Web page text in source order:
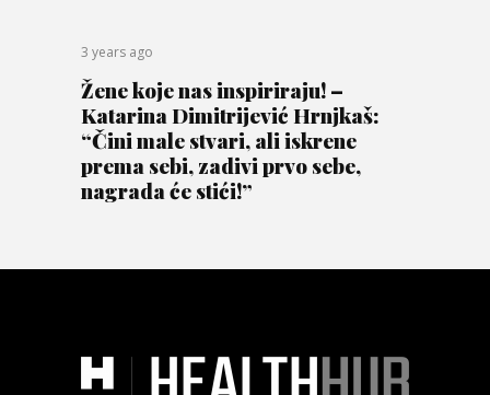
3 years ago
Žene koje nas inspiriraju! –
Katarina Dimitrijević Hrnjkaš:
“Čini male stvari, ali iskrene
prema sebi, zadivi prvo sebe,
nagrada će stići!”